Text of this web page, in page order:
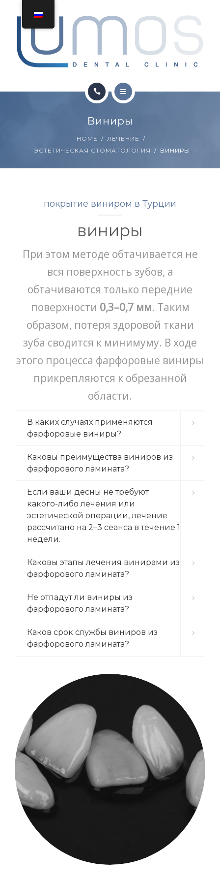
ЛЕЧЕНИЕ
ПОЛУЧИТЬ ЦЕНУ
ЛЕЧЕНИЕ
ПОЛУЧИТЬ ЦЕНУ
Виниры
HOME
ЛЕЧЕНИЕ
ЭСТЕТИЧЕСКАЯ СТОМАТОЛОГИЯ
ВИНИРЫ
покрытие виниром в Турции
виниры
При этом методе обтачивается не
вся поверхность зубов, а
обтачиваются только передние
поверхности 0,3–0,7 мм. Таким
образом, потеря здоровой ткани
зуба сводится к минимуму. В ходе
этого процесса фарфоровые виниры
прикрепляются к обрезанной
области.
В каких случаях применяются
фарфоровые виниры?
Каковы преимущества виниров из
фарфорового ламината?
Если ваши десны не требуют
какого-либо лечения или
эстетической операции, лечение
рассчитано на 2–3 сеанса в течение 1
недели.
Каковы этапы лечения винирами из
фарфорового ламината?
Не отпадут ли виниры из
фарфорового ламината?
Каков срок службы виниров из
фарфорового ламината?